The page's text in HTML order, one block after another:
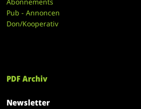
Pub - Annoncen
Don/Kooperativ
PDF Archiv
Newsletter